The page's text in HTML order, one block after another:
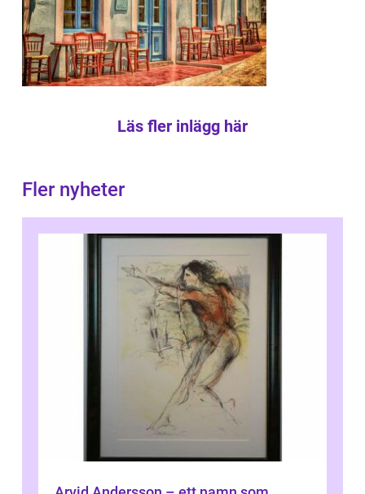
Läs fler inlägg här
Fler nyheter